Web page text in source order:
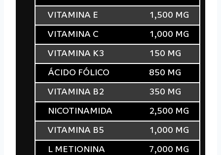
VITAMINA E 1,500 MG
VITAMINA C 1,000 MG
VITAMINA K3 150 MG
ÁCIDO FÓLICO 850 MG
VITAMINA B2 350 MG
NICOTINAMIDA 2,500 MG
VITAMINA B5 1,000 MG
L METIONINA 7,000 MG